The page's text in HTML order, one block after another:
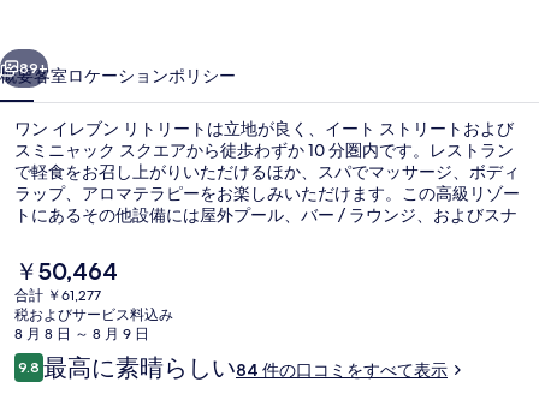
ト
リ
ー
ト
の
写
真
ギ
ャ
次へ
89+
概要客室ロケーションポリシー
ワン イレブン リトリートは立地が良く、イート ストリートおよび
スミニャック スクエアから徒歩わずか 10 分圏内です。レストラン
で軽食をお召し上がりいただけるほか、スパでマッサージ、ボディ
ラップ、アロマテラピーをお楽しみいただけます。この高級リゾー
トにあるその他設備には屋外プール、バー / ラウンジ、およびスナ
現
在
の
料
金
は
￥50,464
合計 ￥61,277
税およびサービス料込み
8 月 8 日 ～ 8 月 9 日
口
コ
9.810段階中9.8
最高に素晴らしい84 件の口コミをすべて表示